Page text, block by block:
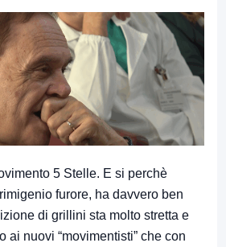
5 Stelle. E si perchè
furore, ha davvero ben
di grillini sta molto stretta e
ai nuovi “movimentisti” che con